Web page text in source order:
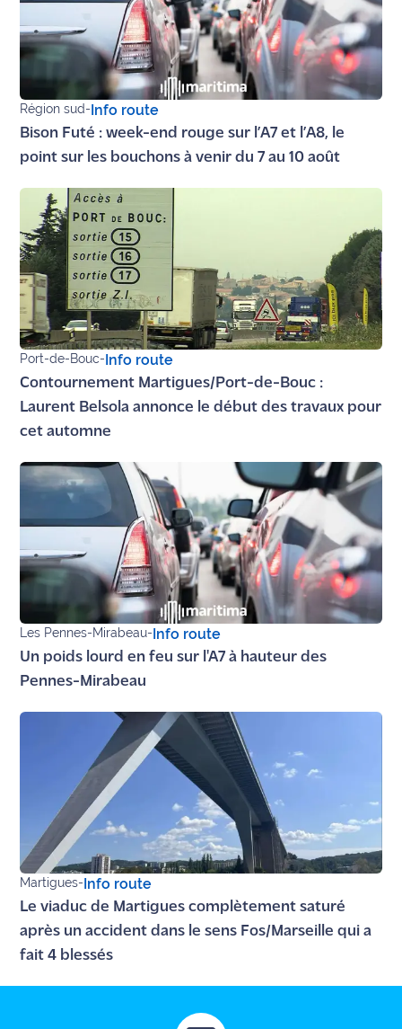
rouge
Maritima
L'anecdote
C'est
club
Les
Coachs
Maritima
Bon
plan
sortie
Nous
Ecouter
Maritima
Qui
nous ?
annonceur
Recrutement
Conditions
générales
d'utilisation du
site maritima.fr
Archives
Région sud-Info route
Bison Futé : week-end rouge sur l’A7 et l’A8, le
point sur les bouchons à venir du 7 au 10 août
Port-de-Bouc-Info route
Contournement Martigues/Port-de-Bouc :
Laurent Belsola annonce le début des travaux pour
cet automne
Les Pennes-Mirabeau-Info route
Un poids lourd en feu sur l'A7 à hauteur des
Pennes-Mirabeau
Martigues-Info route
Le viaduc de Martigues complètement saturé
après un accident dans le sens Fos/Marseille qui a
fait 4 blessés